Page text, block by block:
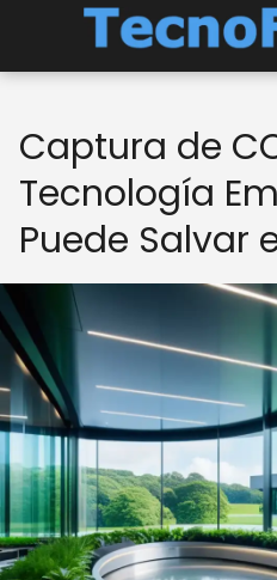
Captura de
Tecnología
Puede Salvar